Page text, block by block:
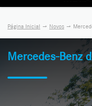
Página Inicial Novos
Mercedes-Benz